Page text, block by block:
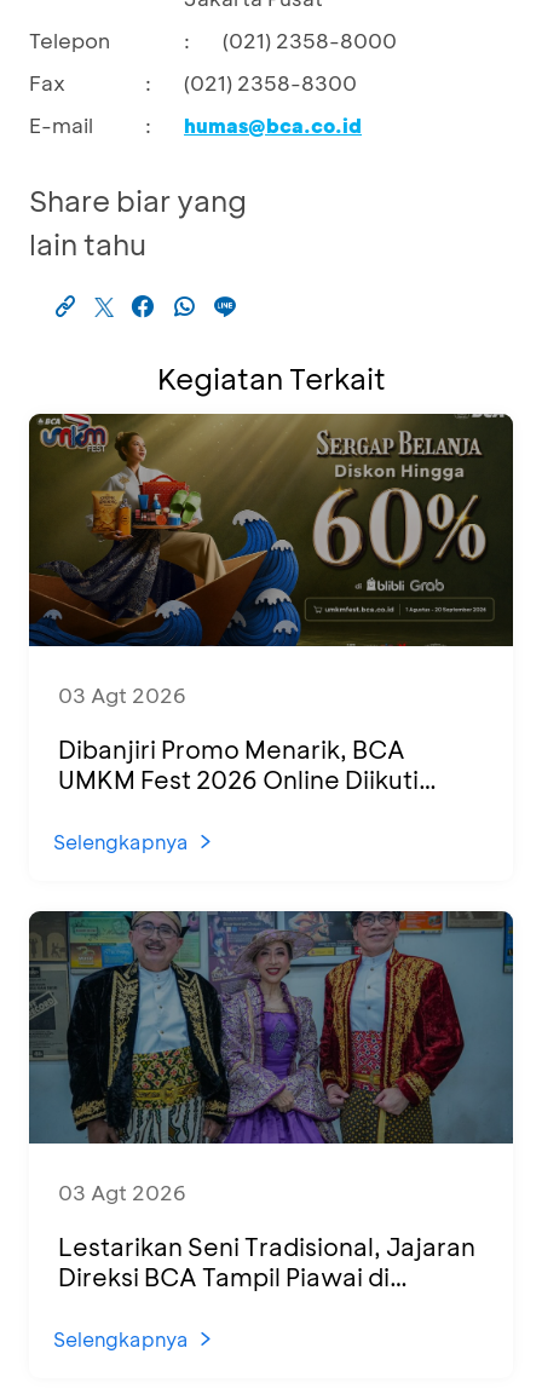
Telepon
:
(021) 2358-8000
Fax
:
(021) 2358-8300
E-mail
: humas@bca.co.id
Share biar yang
lain tahu
Kegiatan Terkait
03 Agt 2026
Dibanjiri Promo Menarik, BCA
UMKM Fest 2026 Online Diikuti
Selengkapnya
03 Agt 2026
Lestarikan Seni Tradisional, Jajaran
Direksi BCA Tampil Piawai di
Selengkapnya